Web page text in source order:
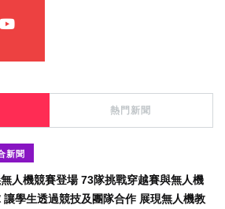
熱門新聞
新聞
人機競賽登場 73隊挑戰穿越賽與無人機
讓學生透過競技及團隊合作 展現無人機教